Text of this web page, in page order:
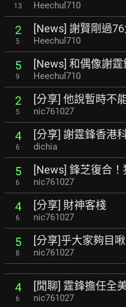
13 Heechul710
2
5
[News] 謝賢剛過
Heechul710
5
9
[News] 和偶像謝
Heechul710
2
5
[分享] 他說暫時不
nic761027
4
6
[分享] 謝霆鋒香港
dichia
5
6
[News] 鋒芝復合
nic761027
4
6
[分享] 財神客棧
nic761027
5
8
[分享]乎大家夠目啾
nic761027
4
6
[閒聊] 霆鋒擔任全
nic761027